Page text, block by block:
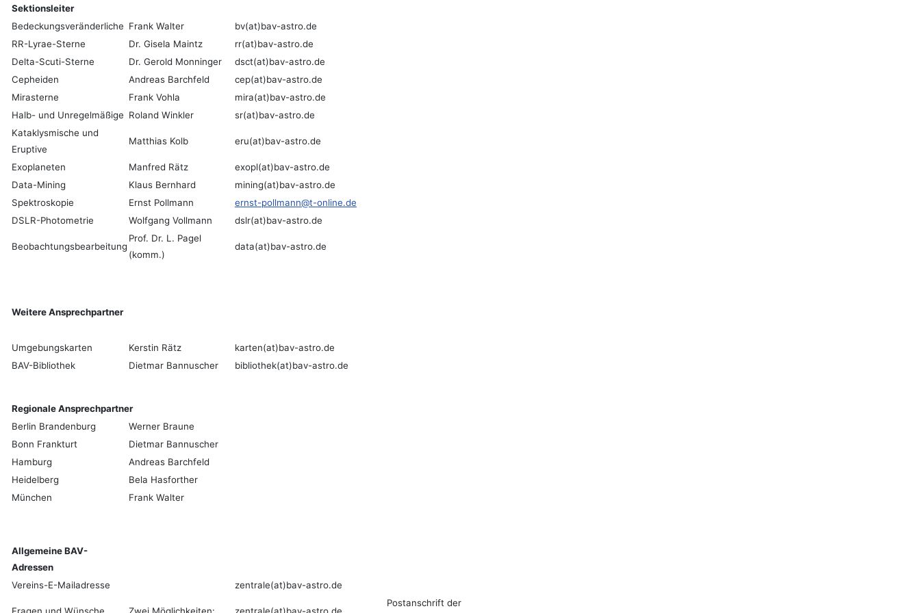
Sektionsleiter
Bedeckungsveränderliche Frank Walter
bv(at)bav-astro.de
RR-Lyrae-Sterne
Dr. Gisela Maintz
rr(at)bav-astro.de
Delta-Scuti-Sterne
Dr. Gerold Monninger dsct(at)bav-astro.de
Cepheiden
Andreas Barchfeld
cep(at)bav-astro.de
Mirasterne
Frank Vohla
mira(at)bav-astro.de
Halb- und Unregelmäßige Roland Winkler
sr(at)bav-astro.de
Kataklysmische und
Eruptive
Matthias Kolb eru(at)bav-astro.de
Exoplaneten Manfred Rätz
exopl(at)bav-astro.de
Data-Mining
Klaus Bernhard
mining(at)bav-astro.de
Spektroskopie
Ernst Pollmann
ernst-pollmann@t-online.de
DSLR-Photometrie
Wolfgang Vollmann dslr(at)bav-astro.de
Beobachtungsbearbeitung
Prof. Dr. L. Pagel
(komm.)
data(at)bav-astro.de
Weitere Ansprechpartner
Umgebungskarten Kerstin Rätz karten(at)bav-astro.de
BAV-Bibliothek
Dietmar Bannuscher bibliothek(at)bav-astro.de
Regionale Ansprechpartner
Berlin Brandenburg
Werner Braune
Bonn Frankturt
Dietmar Bannuscher
Hamburg
Andreas Barchfeld
Heidelberg
Bela Hasforther
München
Frank Walter
Allgemeine BAV-
Adressen
Vereins-E-Mailadresse
zentrale(at)bav-astro.de
Postanschrift der